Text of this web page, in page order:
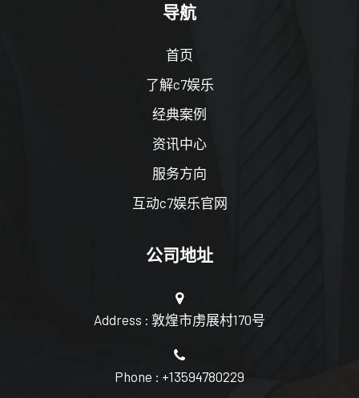
导航
首页
了解c7娱乐
经典案例
资讯中心
服务方向
互动c7娱乐官网
公司地址
Address : 敦煌市虏展村170号
Phone : +13594780229